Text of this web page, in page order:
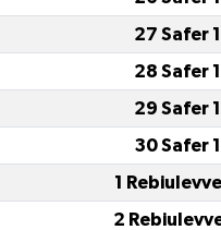
27 Safer
28 Safer
29 Safer
30 Safer
1
2